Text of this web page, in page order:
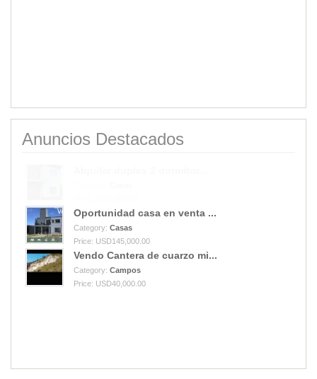
Anuncios Destacados
Oportunidad casa en venta ...
Category: Casas
Price: USD145,000.00
Vendo Cantera de cuarzo mi...
Category: Campos
Price: USD40,000.00